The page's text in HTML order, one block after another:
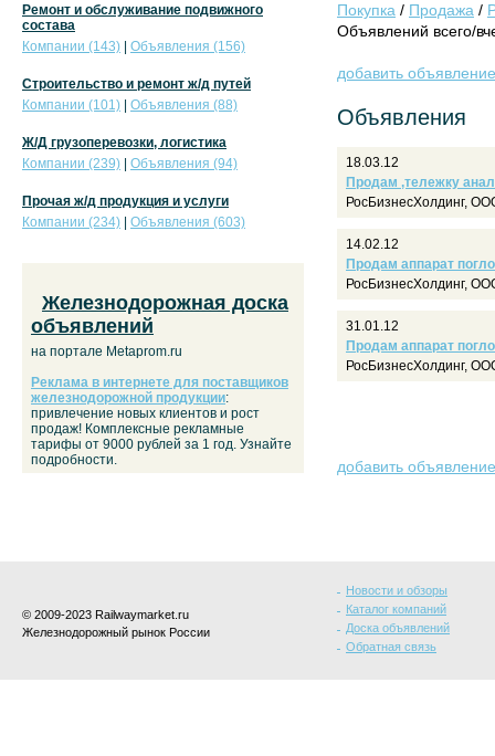
Покупка / Продажа /
Объявлений всего/
добавить объявление
Объявления
18.03.12
Продам ,тележку
РосБизнесХолдинг,
14.02.12
Продам аппарат
РосБизнесХолдинг,
31.01.12
Продам аппарат
РосБизнесХолдинг,
добавить объявление
Ремонт и обслуживание подвижного
состава
Компании (143)
Объявления (156)
Строительство и ремонт ж/д путей
Компании (101)
Объявления (88)
Ж/Д грузоперевозки, логистика
Компании (239)
Объявления (94)
Прочая ж/д продукция и услуги
Компании (234)
Объявления (603)
Железнодорожная доска
объявлений
на портале Metaprom.ru
Реклама в интернете для поставщиков
железнодорожной продукции:
привлечение новых клиентов и рост
продаж! Комплексные рекламные
тарифы от 9000 рублей за 1 год. Узнайте
подробности.
© 2009-2023 Railwaymarket.ru
Железнодорожный рынок России
Новости и обзоры
Каталог компаний
Доска объявлений
Обратная связь